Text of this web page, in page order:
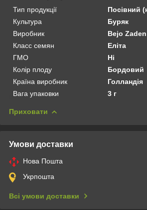
Тип продукції
Посівний
Культура
Буряк
Виробник
Bejo Zaden
Класс семян
Еліта
ГМО
Ні
Колір плоду
Бордовий
Країна виробник
Голландія
Вага упаковки
3 г
Приховати
Умови доставки
Нова Пошта
Укрпошта
Всі умови доставки